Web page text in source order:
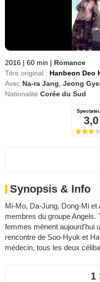
2016 | 60 min | Romance
Titre original : Hanbeon Deo
Avec Na-ra Jang Jeong
Nationalité Corée du Sud
3,0
Synopsis & Info
Mi-Mo, Da-Jung, Dong-Mi et
membres du groupe Angels.
femmes mènent aujourd'hui
rencontre de Soo-Hyuk et
médecin, tous les deux
1